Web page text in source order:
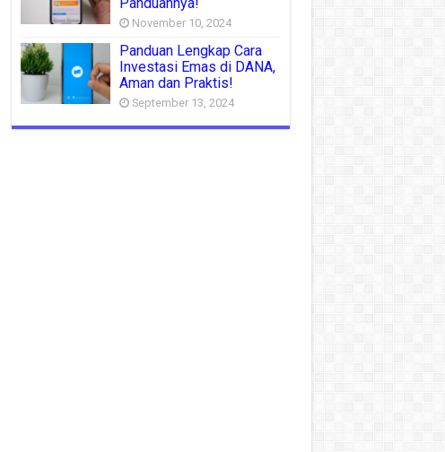
November 10, 2024
Panduan Lengkap Cara
Investasi Emas di DANA,
Aman dan Praktis!
September 13, 2024